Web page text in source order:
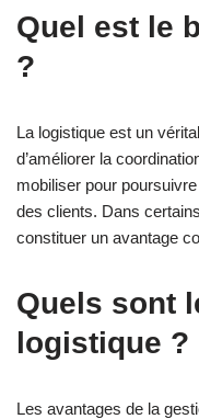
Quel est le
?
La logistique est un
d’améliorer la
mobiliser pour
des clients. Dans
constituer un avantage
Quels sont
logistique ?
Les avantages de la